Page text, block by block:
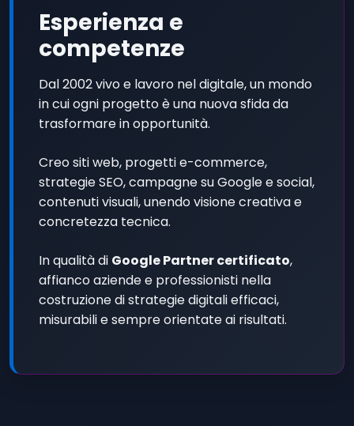
Esperienza e
competenze
Dal 2002 vivo e lavoro nel digitale, un mondo
in cui ogni progetto è una nuova sfida da
trasformare in opportunità.
Creo siti web, progetti e-commerce,
strategie SEO, campagne su Google e social,
contenuti visuali, unendo visione creativa e
concretezza tecnica.
In qualità di Google Partner certificato,
affianco aziende e professionisti nella
costruzione di strategie digitali efficaci,
misurabili e sempre orientate ai risultati.